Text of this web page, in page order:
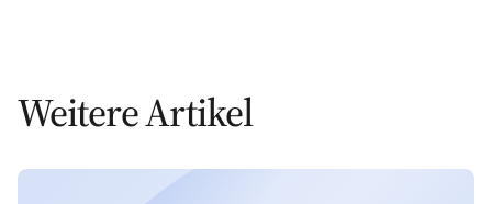
Weitere Artikel